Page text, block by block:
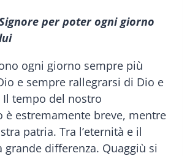
per poter ogni giorno
ogni giorno sempre più
e sempre rallegrarsi di Dio e
tempo del nostro
è estremamente breve, mentre
patria. Tra l’eternità e il
grande differenza. Quaggiù si